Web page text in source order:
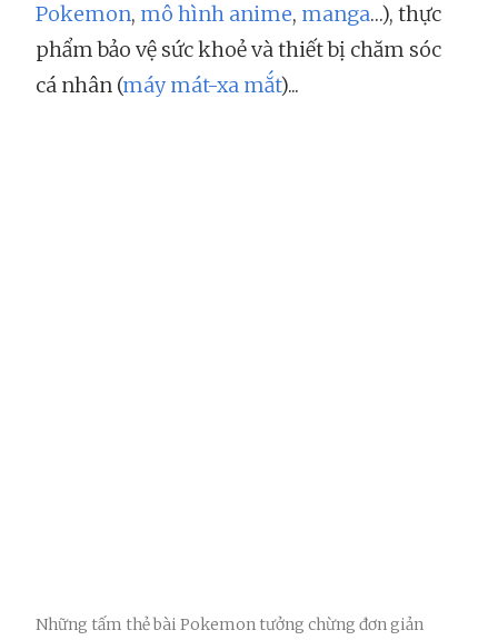
Pokemon, mô hình anime, manga…), thực
phẩm bảo vệ sức khoẻ và thiết bị chăm sóc
cá nhân (máy mát-xa mắt)...
Những tấm thẻ bài Pokemon tưởng chừng đơn giản